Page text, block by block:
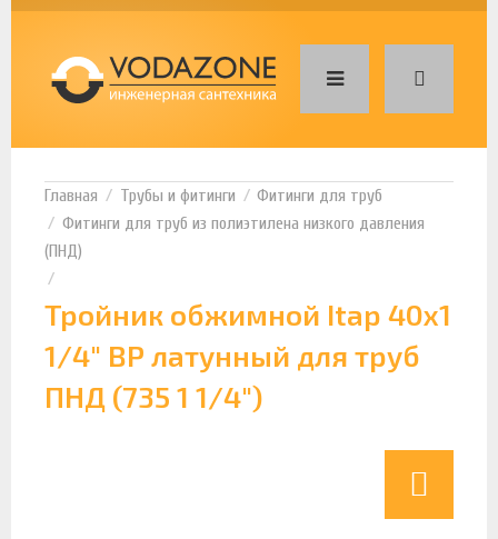
Трубы и фитинги
Фитинги для труб
Фитинги для труб из полиэтилена низкого давления
(ПНД)
Тройник обжимной Itap 40х1
1/4" ВР латунный для труб
ПНД (735 1 1/4")